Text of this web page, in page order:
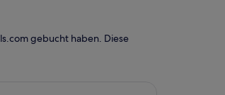
gebucht haben. Diese